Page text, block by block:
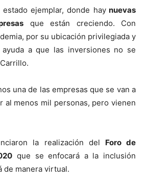
ejemplar, donde haynuevas
que están creciendo. Con
por su ubicación privilegiada y
ayuda a que las inversiones no se
una de las empresas que se van a
al menos mil personas, pero vienen
la realización del Foro de
que se enfocará a la inclusión
de manera virtual.